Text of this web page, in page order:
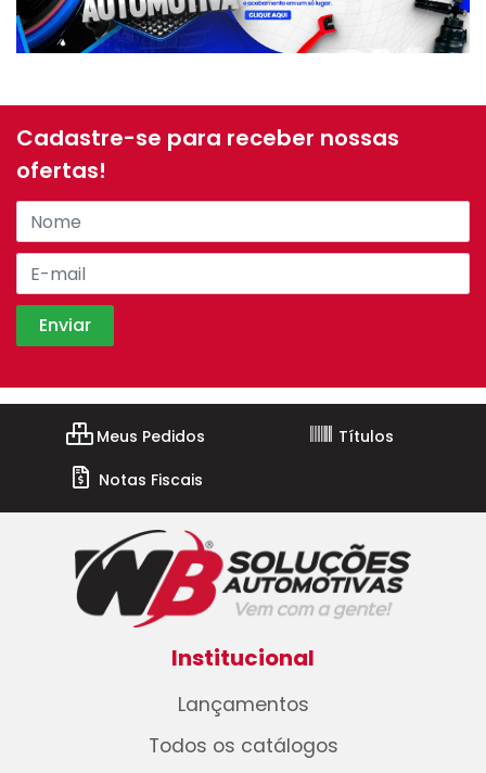
Cadastre-se para receber nossas
ofertas!
Meus Pedidos
Títulos
Notas Fiscais
Institucional
Lançamentos
Todos os catálogos